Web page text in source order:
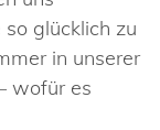
glücklich zu
in unserer
wofür es